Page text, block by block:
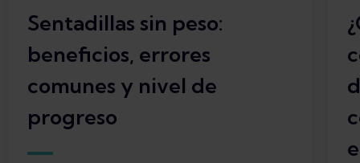
Sentadillas sin peso:
beneficios, errores
comunes y nivel de
progreso